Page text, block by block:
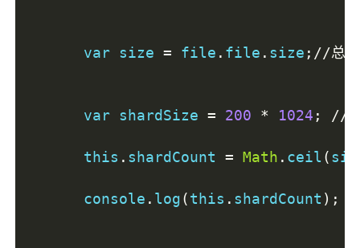
      var size
= file . file . size ;//总
      var shardSize
= 200 * 1024 ; //
      this
. shardCount = Math . ceil (
      console
. log(this . shardCount );